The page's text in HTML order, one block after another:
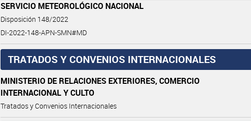
SERVICIO METEOROLÓGICO NACIONAL
Disposición 148/2022
DI-2022-148-APN-SMN#MD
TRATADOS Y CONVENIOS INTERNACIONALES
MINISTERIO DE RELACIONES EXTERIORES, COMERCIO
INTERNACIONAL Y CULTO
Tratados y Convenios Internacionales